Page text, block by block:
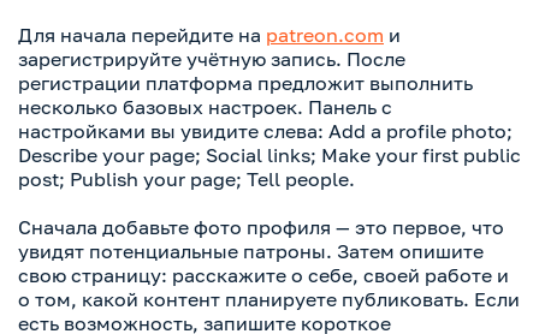
Для начала перейдите на patreon.com и
зарегистрируйте учётную запись. После
регистрации платформа предложит выполнить
несколько базовых настроек. Панель с
настройками вы увидите слева: Add a profile photo;
Describe your page; Social links; Make your first public
post; Publish your page; Tell people.
Сначала добавьте фото профиля — это первое, что
увидят потенциальные патроны. Затем опишите
свою страницу: расскажите о себе, своей работе и
о том, какой контент планируете публиковать. Если
есть возможность, запишите короткое